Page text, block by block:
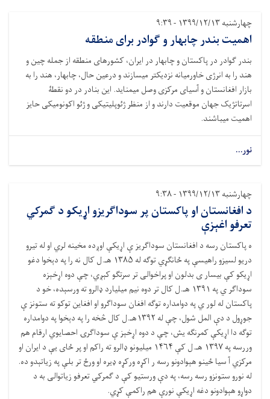
چهارشنبه ۱۳۹۹/۱۲/۱۳ - ۹:۳۹
اهمیت بندر چابهار و گوادر برای منطقه
بندر گوادر در پاکستان و چابهار در ایران، کشورهای منطقه از جمله چین و
هند را به انرژی خاورمیانه نزدیکتر میسازند و درعین حال، چابهار، هند را به
بازار افغانستان و آسیای مرکزی وصل میمناید. این بنادر در دو نقطۀ
اسرتاتژیک جهان موقعیت دارند و از منظر ژئوپلیتیکی و ژئو اکونومیکی حایز
اهمیت میباشند.
نور...
چهارشنبه ۱۳۹۹/۱۲/۱۳ - ۹:۳۸
د افغانستان او پاکستان پر سوداګریزو اړیکو د ګمرکي
تعرفو اغېزې
ه پاکستان رسه د افغانستان سوداګریز ې اړیکې اوږده مخینه لري او له تیرو
دریو لسیزو راهیسې په ځانګړي توګه له ۱۳۸۵ هـ.ل کال نه را په دېخوا دغو
اړیکو کې بیسار ی بدلون او پراخوالی تر سرتګو کېږي، چې دوه اړخېزه
سوداګر ي په ۱۳۹۱ هـ.ل کال تر دوه نیم میلیارد ډالرو ته ورسېده، خو د
پاکستان له لور ي په دوامداره توګه افغان سوداګرو او افغاين توکو ته ستونز ې
جوړول د دې المل شول، چې له ۱۳۹۲هـ.ل کال څخه را په دېخوا په دوامداره
توګه دا اړیکې کمرنګه يش، چې د دوه اړخېز ې سوداګرۍ احصایوي ارقام هم
وررسه په ۱۳۹۷ هـ.ل کې ۱۴۶۴ میلیونو ډالرو ته راکم او پر ځای يې د ایران او
مرکزي آ سیا ځینو هېوادونو رسه ر اکړه ورکړه ډيره او ورځ تر بلې په زیاتېدو ده.
له نورو ستونزو رسه رسه، په دې ورستیو کې د ګمرکي تعرفو زیاتوالی به د
دواړو هېوادونو دغه اړیکې نورې هم راکمې کړي.